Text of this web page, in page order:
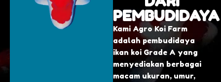
PEMBUDIDAYA
Kami Agro Koi Farm
adalah pembudidaya
ikan koi Grade A yang
menyediakan berbagai
macam ukuran, umur,